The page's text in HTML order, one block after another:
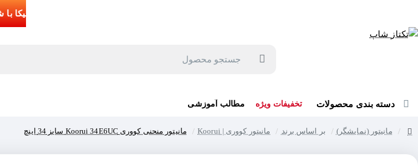
دسته بندی محصولات تخفیفات ویژه مطالب آموزشی
مانیتور (نمایشگر) بر اساس برند مانیتور کووری | Koorui مانیتور منحنی کووری Koorui 34E6UC سایز 34 اینچ